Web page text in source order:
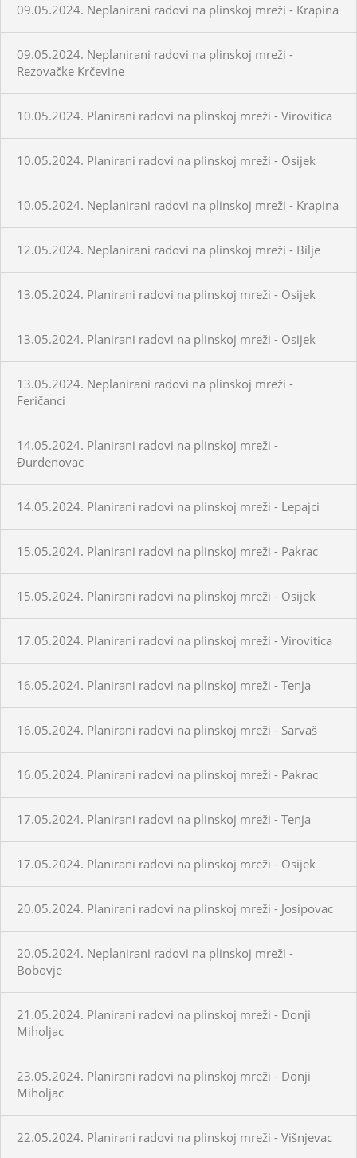
09.05.2024. Neplanirani radovi na plinskoj mreži - Krapina
09.05.2024. Neplanirani radovi na plinskoj mreži -
Rezovačke Krčevine
10.05.2024. Planirani radovi na plinskoj mreži - Virovitica
10.05.2024. Planirani radovi na plinskoj mreži - Osijek
10.05.2024. Neplanirani radovi na plinskoj mreži - Krapina
12.05.2024. Neplanirani radovi na plinskoj mreži - Bilje
13.05.2024. Planirani radovi na plinskoj mreži - Osijek
13.05.2024. Planirani radovi na plinskoj mreži - Osijek
13.05.2024. Neplanirani radovi na plinskoj mreži -
Feričanci
14.05.2024. Planirani radovi na plinskoj mreži -
Đurđenovac
14.05.2024. Planirani radovi na plinskoj mreži - Lepajci
15.05.2024. Planirani radovi na plinskoj mreži - Pakrac
15.05.2024. Planirani radovi na plinskoj mreži - Osijek
17.05.2024. Planirani radovi na plinskoj mreži - Virovitica
16.05.2024. Planirani radovi na plinskoj mreži - Tenja
16.05.2024. Planirani radovi na plinskoj mreži - Sarvaš
16.05.2024. Planirani radovi na plinskoj mreži - Pakrac
17.05.2024. Planirani radovi na plinskoj mreži - Tenja
17.05.2024. Planirani radovi na plinskoj mreži - Osijek
20.05.2024. Planirani radovi na plinskoj mreži - Josipovac
20.05.2024. Neplanirani radovi na plinskoj mreži -
Bobovje
21.05.2024. Planirani radovi na plinskoj mreži - Donji
Miholjac
23.05.2024. Planirani radovi na plinskoj mreži - Donji
Miholjac
22.05.2024. Planirani radovi na plinskoj mreži - Višnjevac